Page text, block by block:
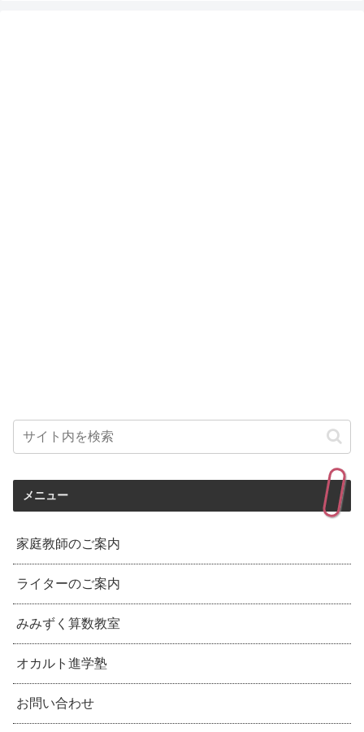
メニュー
家庭教師のご案内
ライターのご案内
みみずく算数教室
オカルト進学塾
お問い合わせ